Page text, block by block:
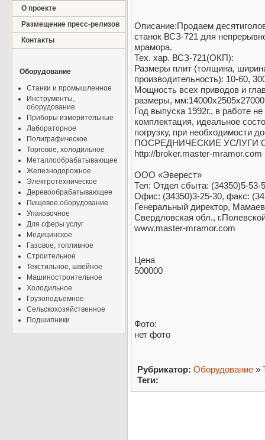
О проекте
Размещение пресс-релизов
Контакты
Оборудование
Станки и промышленное
Инструменты,
оборудование
Приборы измерительные
Лабораторное
Полиграфическое
Торговое, холодильное
Металлообрабатывающее
Железнодорожное
Электротехническое
Деревообрабатывающее
Пищевое оборудование
Упаковочное
Для сферы услуг
Медицинское
Газовое, топливное
Строительное
Текстильное, швейное
Машиностроительное
Холодильное
Грузоподъемное
Сельскохозяйственное
Подшипники
Описание:Продаем
станок ВСЗ-721 для
мрамора.
Тех. хар. ВСЗ-721(ОКП):
Размеры плит (толщина,
производительность): 10-60,
Мощность всех приводов и
размеры,
Год выпуска 1992г., в работе
комплектация, идеальное
погрузку, при необходимости
ПОСРЕДНИЧЕСКИЕ УСЛУГИ
http://broker.master-mramor.com
ООО «Эверест»
Тел: Отдел сбыта: (34350)5-53-
Офис: (34350)3-25-30, факс:
Генеральный директор,
Свердловская обл.,
www.master-mramor.com
Цена
500000
Фото:
нет фото
Рубрикатор: Оборудование »
Теги: